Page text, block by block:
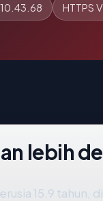
HTTPS
lebih
15.9 tahun,